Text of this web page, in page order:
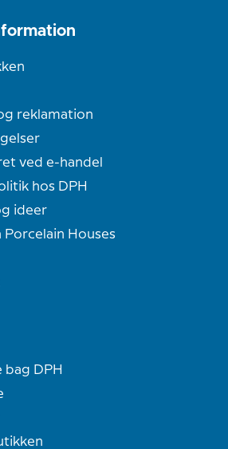
reklamation
ved e-handel
hos DPH
ideer
Porcelain Houses
bag DPH